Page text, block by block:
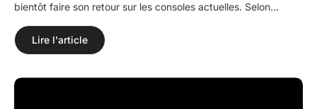
bientôt faire son retour sur les consoles actuelles. Selon…
Lire l'article